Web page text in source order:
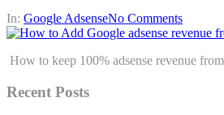
In: Google AdsenseNo Comments
How to keep 100% adsense revenue
Recent Posts